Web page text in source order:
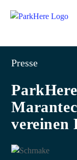
Presse
vereinen